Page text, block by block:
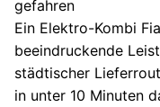
Ein Elektro-Kombi
beeindruckende
städtischer
in unter 10 Minuten